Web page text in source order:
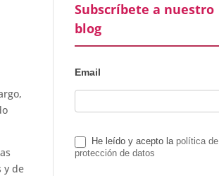
y de
Subscríbete a nuestro
blog
Email
He leído y acepto la política de
protección de datos